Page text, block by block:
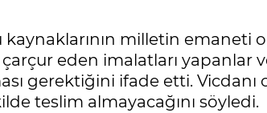
kaynaklarının milletin
eden imalatları yapanlar
gerektiğini ifade etti.
teslim almayacağını söyledi.